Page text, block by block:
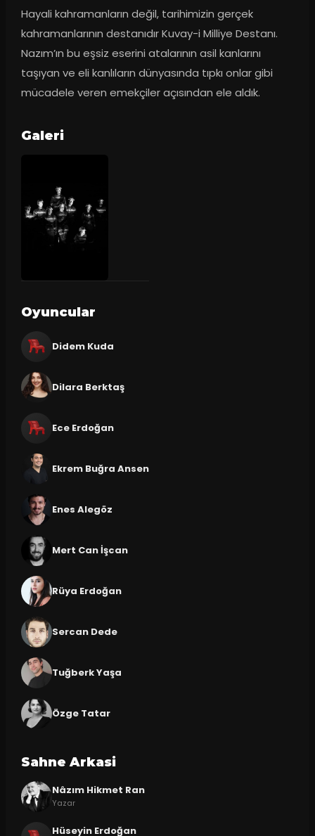
Hayali kahramanların değil, tarihimizin gerçek
kahramanlarının destanıdır Kuvay-i Milliye Destanı.
Nazım’ın bu eşsiz eserini atalarının asil kanlarını
taşıyan ve eli kanlıların dünyasında tıpkı onlar gibi
mücadele veren emekçiler açısından ele aldık.
Galeri
Oyuncular
Didem Kuda
Dilara Berktaş
Ece Erdoğan
Ekrem Buğra Ansen
Enes Alegöz
Mert Can İşcan
Rüya Erdoğan
Sercan Dede
Tuğberk Yaşa
Özge Tatar
Sahne Arkasi
Nâzım Hikmet Ran
Yazar
Hüseyin Erdoğan